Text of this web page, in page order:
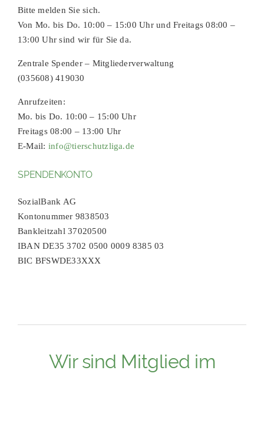
Bitte melden Sie sich.
Von Mo. bis Do. 10:00 – 15:00 Uhr und Freitags 08:00 –
13:00 Uhr sind wir für Sie da.
Zentrale Spender – Mitgliederverwaltung
(035608) 419030
Anrufzeiten:
Mo. bis Do. 10:00 – 15:00 Uhr
Freitags 08:00 – 13:00 Uhr
E-Mail: info@tierschutzliga.de
SPENDENKONTO
SozialBank AG
Kontonummer 9838503
Bankleitzahl 37020500
IBAN DE35 3702 0500 0009 8385 03
BIC BFSWDE33XXX
Wir sind Mitglied im